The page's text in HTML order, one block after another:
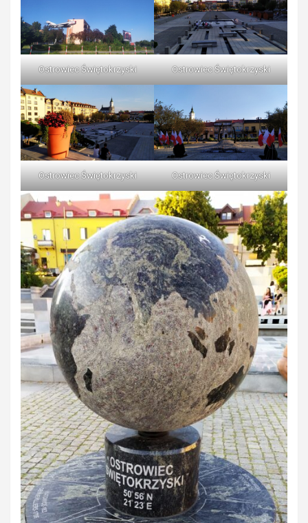
Ostrowiec Świętokrzyski Ostrowiec Świętokrzyski
Ostrowiec Świętokrzyski Ostrowiec Świętokrzyski